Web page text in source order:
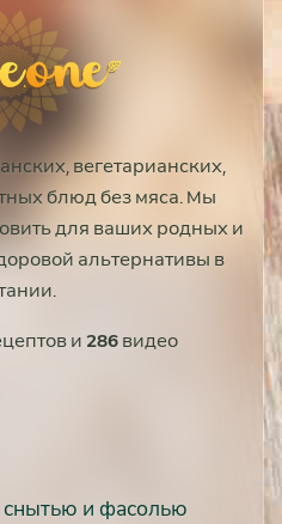
вегетарианских,
блюд без мяса. Мы
для ваших родных и
альтернативы в
и 286 видео
снытью и фасолью